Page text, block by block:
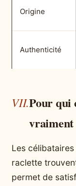
Origine
Authenticité
Pour qui
vraiment
Les
raclette
permet de